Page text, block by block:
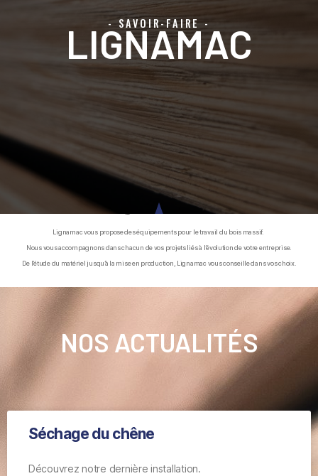
- SAVOIR-FAIRE -
LIGNAMAC
Lignamac vous propose des équipements pour le travail du bois massif.
Nous vous accompagnons dans chacun de vos projets liés à l’évolution de votre entreprise.
De l’étude du matériel jusqu’à la mise en production, Lignamac vous conseille dans vos choix.
NOS ACTUALITÉS
Séchage du chêne
Découvrez notre dernière installation.